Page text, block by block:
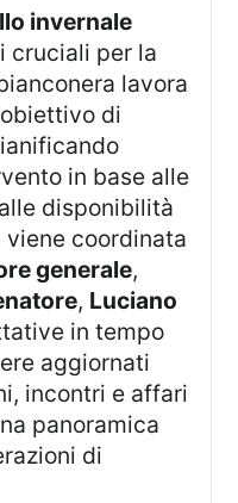
invernale
cruciali per la
lavora
di
in base alle
disponibilità
coordinata
generale,
, Luciano
in tempo
aggiornati
incontri e affari
panoramica
di